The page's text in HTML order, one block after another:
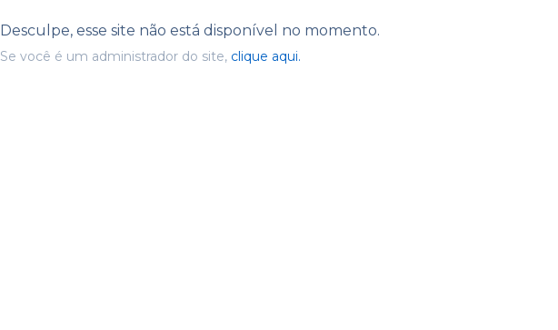
Desculpe, esse site não está disponível no momento.
Se você é um administrador do site, clique aqui.